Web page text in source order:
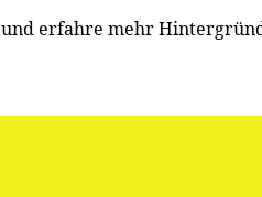
und erfahre mehr